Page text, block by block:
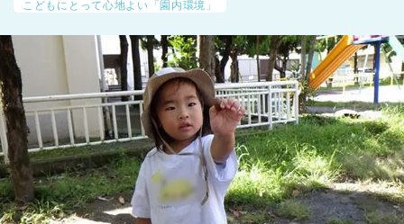
から探
す
都道府県
から探す
こどもにとって心地よい「園内環境」